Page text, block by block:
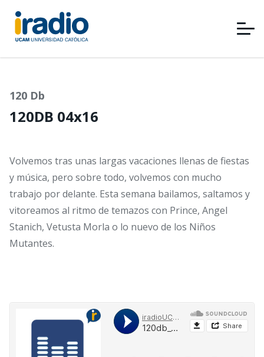
Pasar
contenido
principal
120 Db
120DB 04x16
Volvemos tras unas largas vacaciones llenas de fiestas
y música, pero sobre todo, volvemos con mucho
trabajo por delante. Esta semana bailamos, saltamos y
vitoreamos al ritmo de temazos con Prince, Angel
Stanich, Vetusta Morla o lo nuevo de los Niños
Mutantes.